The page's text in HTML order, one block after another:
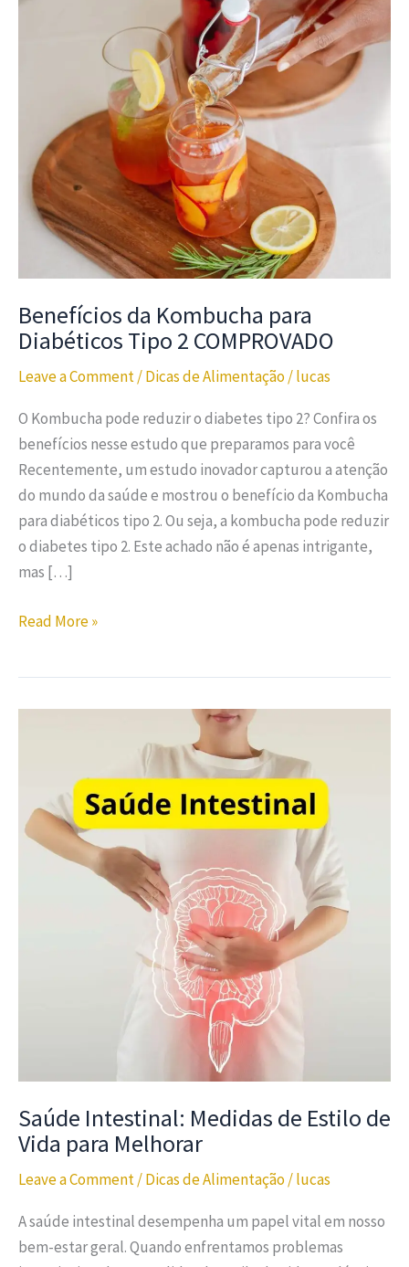
Benefícios da Kombucha para
Diabéticos Tipo 2 COMPROVADO
Leave a Comment/Dicas de Alimentação/lucas
O Kombucha pode reduzir o diabetes tipo 2? Confira os
benefícios nesse estudo que preparamos para você
Recentemente, um estudo inovador capturou a atenção
do mundo da saúde e mostrou o benefício da Kombucha
para diabéticos tipo 2. Ou seja, a kombucha pode reduzir
o diabetes tipo 2. Este achado não é apenas intrigante,
mas […]
Read More »
Saúde Intestinal: Medidas de Estilo de
Vida para Melhorar
Leave a Comment/Dicas de Alimentação/lucas
A saúde intestinal desempenha um papel vital em nosso
bem-estar geral. Quando enfrentamos problemas